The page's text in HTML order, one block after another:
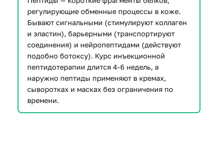
регулирующие обменные процессы в коже.
Бывают сигнальными (стимулируют коллаген
и эластин), барьерными (транспортируют
соединения) и нейропептидами (действуют
подобно ботоксу). Курс инъекционной
пептидотерапии длится 4-6 недель, а
наружно пептиды применяют в кремах,
сыворотках и масках без ограничения по
времени.